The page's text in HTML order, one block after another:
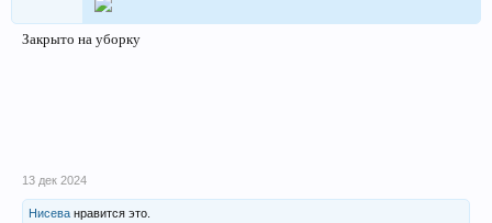
Закрыто на уборку
13 дек 2024
Нисева нравится это.